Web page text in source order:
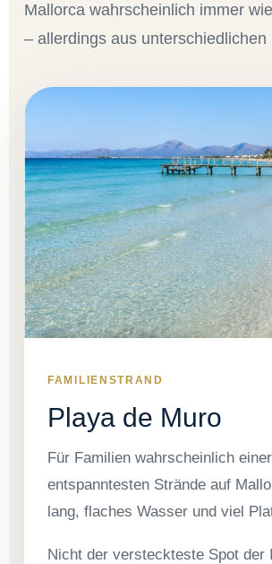
Mallorca wahrscheinlich immer
– allerdings aus unterschiedlichen
FAMILIENSTRAND
Playa de Muro
Für Familien wahrscheinlich
entspanntesten Strände auf
lang, flaches Wasser und viel
Nicht der versteckteste Spot der